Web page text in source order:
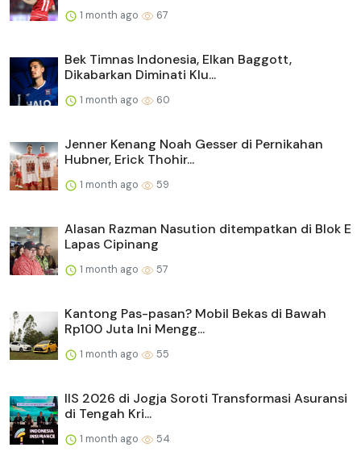
1 month ago 67
Bek Timnas Indonesia, Elkan Baggott,
Dikabarkan Diminati Klu...
1 month ago 60
Jenner Kenang Noah Gesser di Pernikahan
Hubner, Erick Thohir...
1 month ago 59
Alasan Razman Nasution ditempatkan di Blok E
Lapas Cipinang
1 month ago 57
Kantong Pas-pasan? Mobil Bekas di Bawah
Rp100 Juta Ini Mengg...
1 month ago 55
IIS 2026 di Jogja Soroti Transformasi Asuransi
di Tengah Kri...
1 month ago 54